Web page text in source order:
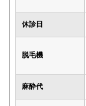
休診日
脱毛機
麻酔代